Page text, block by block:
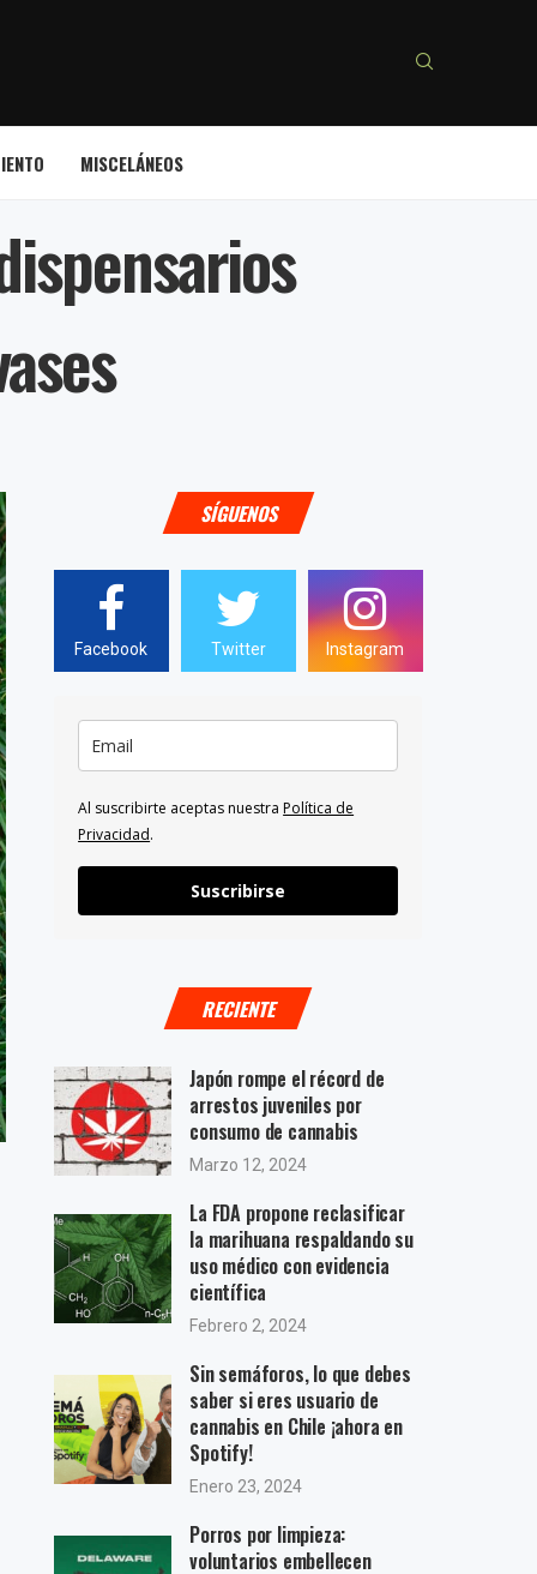
MISCELÁNEOS
SÍGUENOS
Facebook Twitter Instagram
Al suscribirte aceptas nuestraPolítica de
Privacidad.
Suscribirse
RECIENTE
Japón rompe el récord de
arrestos juveniles por
consumo de cannabis
Marzo 12, 2024
La FDA propone reclasificar
la marihuana respaldando su
uso médico con evidencia
científica
Febrero 2, 2024
Sin semáforos, lo que debes
saber si eres usuario de
cannabis en Chile ¡ahora en
Spotify!
Enero 23, 2024
Porros por limpieza:
voluntarios embellecen